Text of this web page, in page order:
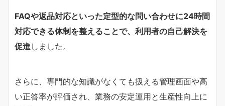
FAQや返品対応といった定型的な問い合わせに24時間
対応できる体制を整えることで、利用者の自己解決を
促進しました。
さらに、専門的な知識がなくても扱える管理画面や高
い正答率が評価され、業務の安定運用と生産性向上に